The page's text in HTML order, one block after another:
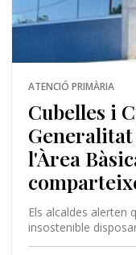
ATENCIÓ PRIMÀRIA
Cubelles i
l'Àrea
Els alcaldes alerten
insostenible